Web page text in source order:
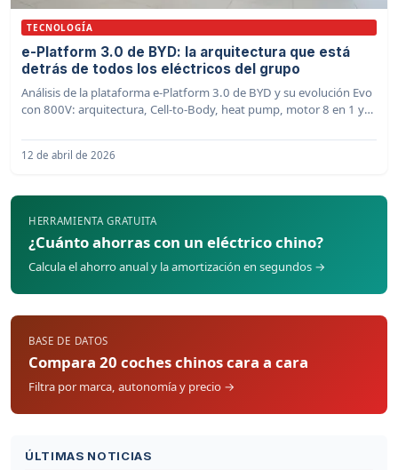
TECNOLOGÍA
e-Platform 3.0 de BYD: la arquitectura que está
detrás de todos los eléctricos del grupo
Análisis de la plataforma e-Platform 3.0 de BYD y su evolución Evo
con 800V: arquitectura, Cell-to-Body, heat pump, motor 8 en 1 y
12 de abril de 2026
HERRAMIENTA GRATUITA
¿Cuánto ahorras con un eléctrico chino?
Calcula el ahorro anual y la amortización en segundos →
BASE DE DATOS
Compara 20 coches chinos cara a cara
Filtra por marca, autonomía y precio →
ÚLTIMAS NOTICIAS